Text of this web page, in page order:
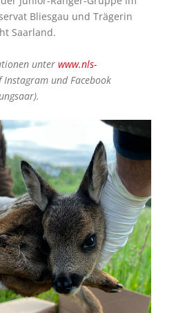
Bliesgau und Trägerin
Saarland.
unter www.nls-
Instagram und Facebook